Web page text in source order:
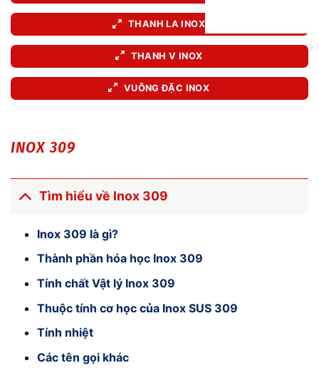
INOX 309
Tìm hiểu về Inox 309
Inox 309 là gì?
Thành phần hóa học Inox 309
Tính chất Vật lý Inox 309
Thuộc tính cơ học của Inox SUS 309
Tính nhiệt
Các tên gọi khác
THANH LA INOX
THANH V INOX
VUÔNG ĐẶC INOX